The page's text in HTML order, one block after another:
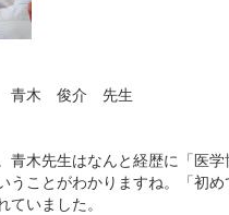
青木 俊介 先生
木先生はなんと経歴に「医
ことがわかりますね。「初
いました。